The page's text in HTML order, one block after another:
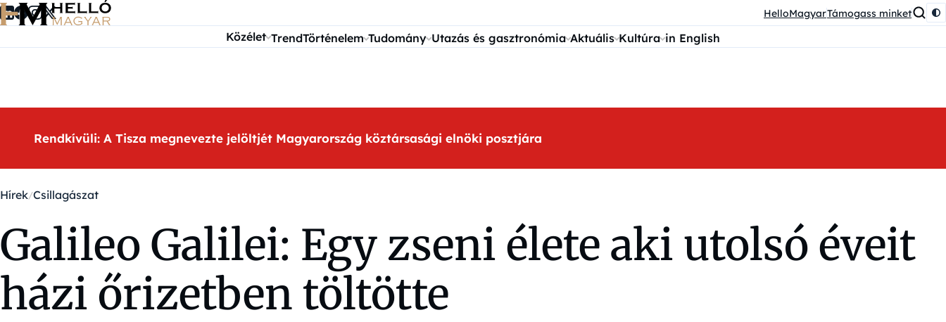
Ugrás a tartalomra HelloMagyarTámogass minket
Közélet TrendTörténelem Tudomány Utazás és gasztronómia Aktuális Kultúra in English
Rendkívüli: A Tisza megnevezte jelöltjét Magyarország köztársasági elnöki posztjára
Hírek Csillagászat
Galileo Galilei: Egy zseni élete aki utolsó éveit
házi őrizetben töltötte